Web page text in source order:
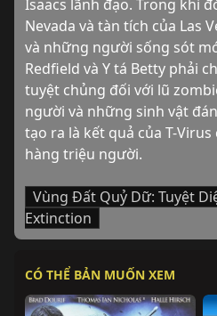
Isaacs lãnh đạo. Trong khi
Nevada và tàn tích của Las
và những người sống sót
Redfield và Y tá Betty phải
tuyệt chủng đối với lũ
người và những sinh vật
tạo ra là kết quả của T-
hàng triệu người.
Vùng Đất Quỷ Dữ: Tuyệt
Extinction
CÓ THỂ BẢN MUỐN XEM